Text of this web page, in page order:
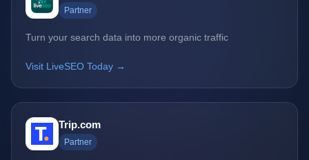
Partner
Turn your search data into more organic traffic
Visit LiveSEO Today →
Trip.com
Partner